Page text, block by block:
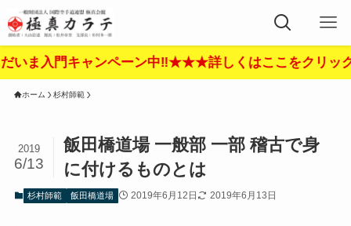
ペーン中‼︎★★★詳しくはここをクリック‼︎★★★
ホーム 杉村師範
飯田橋道場 一般部 一部 稽古で身
に付けるものとは
2019
6/13
杉村師範 飯田橋道場 2019年6月12日 2019年6月13日